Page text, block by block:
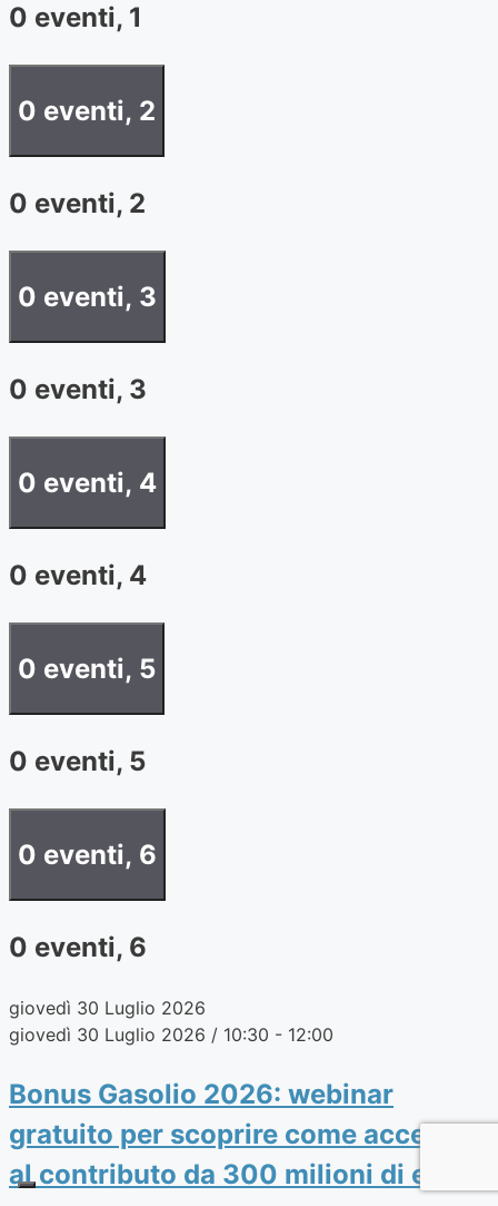
0 eventi, 1
0 eventi, 2
0 eventi, 2
0 eventi, 3
0 eventi, 3
0 eventi, 4
0 eventi, 4
0 eventi, 5
0 eventi, 5
0 eventi, 6
0 eventi, 6
giovedì 30 Luglio 2026
giovedì 30 Luglio 2026 / 10:30 - 12:00
Bonus Gasolio 2026: webinar
gratuito per scoprire come accedere
al contributo da 300 milioni di euro